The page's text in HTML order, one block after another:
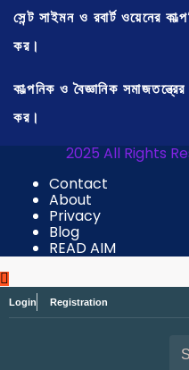
সেন্ট সাইমন ও রবার্ট ওয়েনের
কর।
কাল্পনিক ও বৈজ্ঞানিক
কর।
2025 All Rights
Contact
About
Privacy
Blog
READ AIM
Login Registration